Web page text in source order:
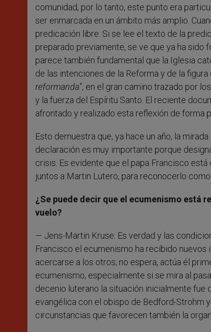
comunidad, por lo tanto, este punto era
ser enmarcada en un ámbito más amplio.
predicación libre. Si se lee el texto de la
preparado previamente, se ve que ya ha sido
parece también fundamental que la Iglesia
de las intenciones de la Reforma y de la
reformanda”, en el gran camino trazado por
y la fuerza del Espíritu Santo. El reciente
afrontado y realizado esta reflexión de forma
Esto demuestra que, ya hace un año, la
declaración es muy importante porque
crisis. Es evidente que el papa Francisco
juntos a Martin Lutero, para reconocerlo
¿Se puede decir que el ecumenismo está
vuelo?
— Jens-Martin Kruse: Es verdad y las
Francisco el ecumenismo ha recibido nuevos
acercarse a los otros; no espera, actúa él
ecumenismo, especialmente si se mira al
decenio luterano la situación inicialmente
evangélica con el obispo de Bedford-Strohm
circunstancias que favorecen también la